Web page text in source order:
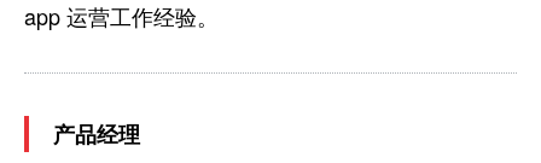
app 运营工作经验。
产品经理